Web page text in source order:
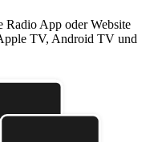
Radio App oder Website
TV, Android TV und